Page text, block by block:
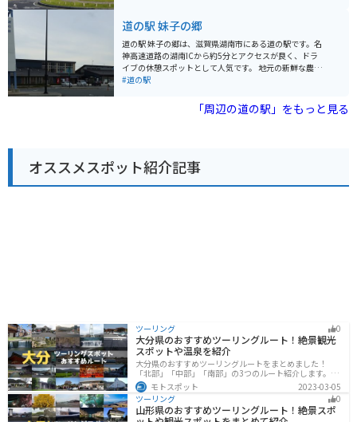
ります。 レストランでは、近江牛を使ったメニューや、
琵琶湖でとれた魚の料理などが人気です。 バイクで訪れ
る場合、道の駅には広い駐車場が完備されているので安
心です。琵琶湖大橋を渡って、湖周道路をツーリングす
るのもおすすめです。 周辺には、国の名勝に指定されて
道の駅 妹子の郷
道の駅 妹子の郷は、滋賀県湖南市にある道の駅です。名
神高速道路の湖南ICから約5分とアクセスが良く、ドラ
イブの休憩スポットとして人気です。 地元の新鮮な農産
物が販売されている直売所や、近江牛や地元野菜を使っ
滋賀県が誇るブランド和牛なので、ぜひ味わってみてく
るのも魅力です。 道の駅 妹子の郷は、地元の特産品やグ
ルメ、そして周辺の観光スポットも楽しめる便利な場所
です。ぜひ観光の itinerary に加えてみてください。
#道の駅
「周辺の道の駅」をもっと見る
オススメスポット紹介記事
ツーリング 0
大分県のおすすめツーリングルート！絶景観光
スポットや温泉を紹介
大分県のおすすめツーリングルートをまとめました！
「北部」「中部」「南部」の3つのルート紹介します。阿
蘇の雄大な自然を満喫できるスポットや温泉を満喫する
ツーリングができます。バイクで大分県にツーリングに
行く際は参考にしてください。
モトスポット
2023-03-05
ツーリング
0
山形県のおすすめツーリングルート！絶景スポ